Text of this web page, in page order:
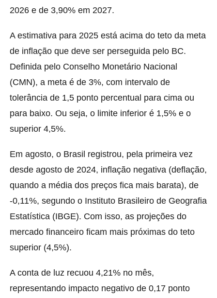
2026 e de 3,90% em 2027.
A estimativa para 2025 está acima do teto da meta
de inflação que deve ser perseguida pelo BC.
Definida pelo Conselho Monetário Nacional
(CMN), a meta é de 3%, com intervalo de
tolerância de 1,5 ponto percentual para cima ou
para baixo. Ou seja, o limite inferior é 1,5% e o
superior 4,5%.
Em agosto, o Brasil registrou, pela primeira vez
desde agosto de 2024, inflação negativa (deflação,
quando a média dos preços fica mais barata), de
-0,11%, segundo o Instituto Brasileiro de Geografia
Estatística (IBGE). Com isso, as projeções do
mercado financeiro ficam mais próximas do teto
superior (4,5%).
A conta de luz recuou 4,21% no mês,
representando impacto negativo de 0,17 ponto